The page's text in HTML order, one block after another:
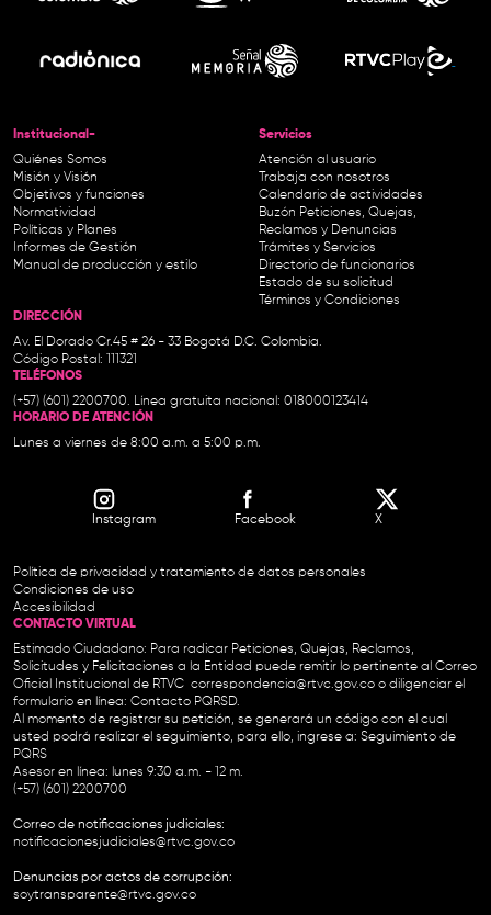
Institucional-
Quiénes Somos
Misión y Visión
Objetivos y funciones
Normatividad
Políticas y Planes
Informes de Gestión
Manual de producción y estilo
Servicios
Atención al usuario
Trabaja con nosotros
Calendario de actividades
Buzón Peticiones, Quejas,
Reclamos y Denuncias
Trámites y Servicios
Directorio de funcionarios
Estado de su solicitud
Términos y Condiciones
DIRECCIÓN
Av. El Dorado Cr.45 # 26 - 33 Bogotá D.C. Colombia.
Código Postal: 111321
TELÉFONOS
(+57) (601) 2200700. Línea gratuita nacional: 018000123414
HORARIO DE ATENCIÓN
Lunes a viernes de 8:00 a.m. a 5:00 p.m.
Instagram Facebook X
Política de privacidad y tratamiento de datos personales
Condiciones de uso
Accesibilidad
CONTACTO VIRTUAL
Estimado Ciudadano: Para radicar Peticiones, Quejas, Reclamos,
Solicitudes y Felicitaciones a la Entidad puede remitir lo pertinente al Correo
Oficial Institucional de RTVC correspondencia@rtvc.gov.co o diligenciar el
formulario en línea: Contacto PQRSD.
Al momento de registrar su petición, se generará un código con el cual
usted podrá realizar el seguimiento, para ello, ingrese a: Seguimiento de
PQRS
Asesor en línea: lunes 9:30 a.m. - 12 m.
(+57) (601) 2200700
Correo de notificaciones judiciales:
notificacionesjudiciales@rtvc.gov.co
Denuncias por actos de corrupción:
soytransparente@rtvc.gov.co